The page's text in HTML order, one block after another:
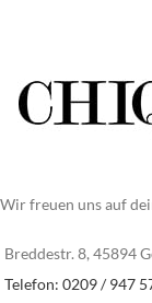
Wir freuen uns auf
Breddestr. 8, 45894
Telefon: 0209 / 947